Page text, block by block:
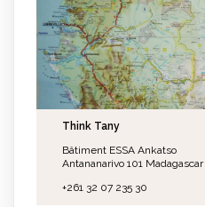
Think Tany
Bâtiment ESSA Ankatso
Antananarivo 101 Madagascar
+261 32 07 235 30